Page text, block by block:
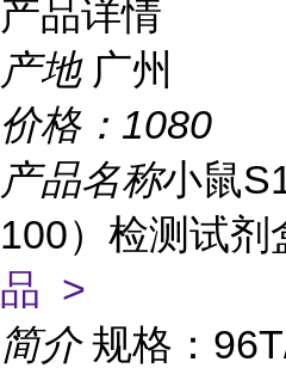
产品详情
产地 广州
价格： 1080
产品名称小鼠
100）检测试剂
品 >
简介 规格：